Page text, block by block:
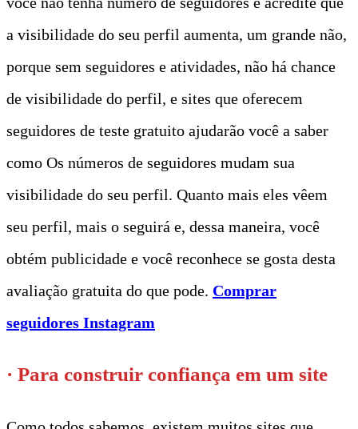
a visibilidade do seu perfil aumenta, um grande não,
porque sem seguidores e atividades, não há chance
de visibilidade do perfil, e sites que oferecem
seguidores de teste gratuito ajudarão você a saber
como Os números de seguidores mudam sua
visibilidade do seu perfil. Quanto mais eles vêem
seu perfil, mais o seguirá e, dessa maneira, você
obtém publicidade e você reconhece se gosta desta
avaliação gratuita do que pode. Comprar
seguidores Instagram
· Para construir confiança em um site